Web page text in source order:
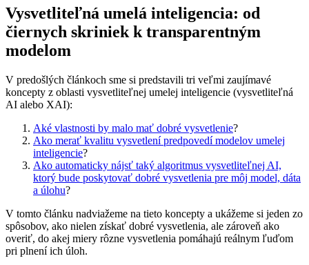
Vysvetliteľná umelá inteligencia: od
čiernych skriniek k transparentným
modelom
V predošlých článkoch sme si predstavili tri veľmi zaujímavé
koncepty z oblasti vysvetliteľnej umelej inteligencie (vysvetliteľná
AI alebo XAI):
Aké vlastnosti by malo mať dobré vysvetlenie?
Ako merať kvalitu vysvetlení predpovedí modelov umelej
inteligencie?
Ako automaticky nájsť taký algoritmus vysvetliteľnej AI,
ktorý bude poskytovať dobré vysvetlenia pre môj model, dáta
a úlohu?
V tomto článku nadviažeme na tieto koncepty a ukážeme si jeden zo
spôsobov, ako nielen získať dobré vysvetlenia, ale zároveň ako
overiť, do akej miery rôzne vysvetlenia pomáhajú reálnym ľuďom
pri plnení ich úloh.